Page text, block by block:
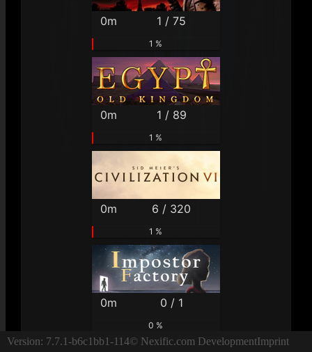
0m 1 / 75
1 %
0m 1 / 89
1 %
0m 6 / 320
1 %
0m 0 / 1
0 %
Version: 7.7.1-b6c1bb1-114© Nexific.com DevelopmentImprint